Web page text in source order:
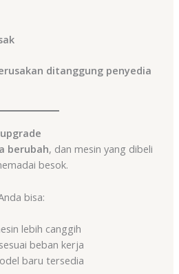
ditanggung penyedia
berubah, dan mesin yang dibeli
besok.
bisa:
lebih canggih
beban kerja
baru tersedia